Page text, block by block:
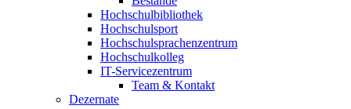
Hochschulbibliothek
Hochschulsport
Hochschulsprachenzentrum
Hochschulkolleg
IT-Servicezentrum
Team & Kontakt
Dezernate